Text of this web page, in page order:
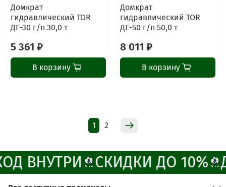
Домкрат
гидравлический TOR
ДГ-30 г/п 30,0 т
5 361 ₽
В корзину
Домкрат
гидравлический TOR
ДГ-50 г/п 50,0 т
8 011 ₽
В корзину
1 2
ВНУТРИ СКИДКИ ДО 10%
Наши мессенджеры
Свяжитесь с нами через любой удобный
Электронная почта
Позвонить